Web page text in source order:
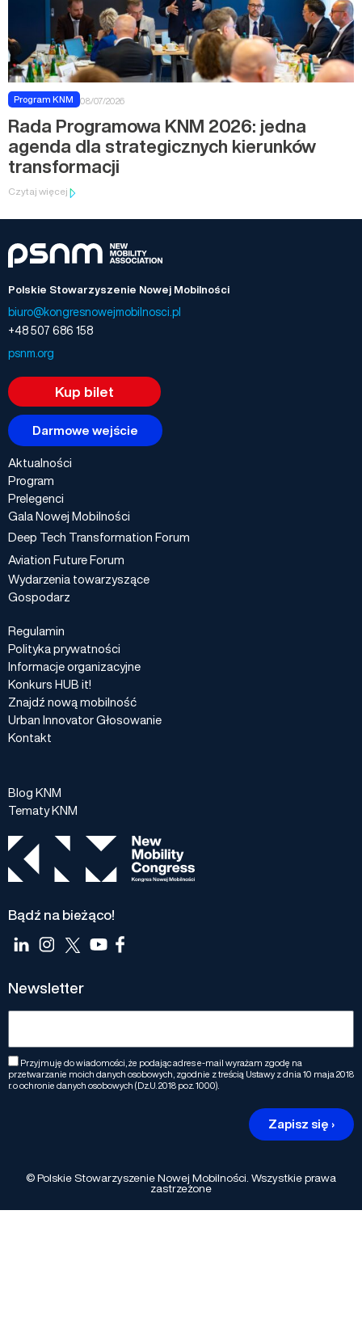
Program KNM 08/07/2026
Rada Programowa KNM 2026: jedna
agenda dla strategicznych kierunków
transformacji
Czytaj więcej
Polskie Stowarzyszenie Nowej Mobilności
biuro@kongresnowejmobilnosci.pl
+48 507 686 158
psnm.org
Kup bilet
Darmowe wejście
Aktualności
Program
Prelegenci
Gala Nowej Mobilności
Deep Tech Transformation Forum
Aviation Future Forum
Wydarzenia towarzyszące
Gospodarz
Regulamin
Polityka prywatności
Informacje organizacyjne
Konkurs HUB it!
Znajdź nową mobilność
Urban Innovator Głosowanie
Kontakt
Blog KNM
Tematy KNM
Bądź na bieżąco!
Newsletter
Przyjmuję do wiadomości, że podając adres e-mail wyrażam zgodę na
przetwarzanie moich danych osobowych, zgodnie z treścią Ustawy z dnia 10 maja 2018
r. o ochronie danych osobowych (Dz.U. 2018 poz. 1000).
Zapisz się ›
© Polskie Stowarzyszenie Nowej Mobilności. Wszystkie prawa
zastrzeżone